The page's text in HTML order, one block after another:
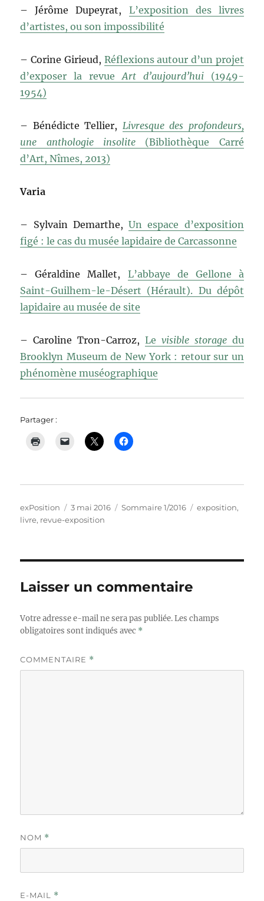
– Jérôme Dupeyrat, L’exposition des livres
d’artistes, ou son impossibilité
– Corine Girieud, Réflexions autour d’un projet
d’exposer la revueArt d’aujourd’hui(1949-
1954)
– Bénédicte Tellier, Livresque des profondeurs,
une anthologie insolite (Bibliothèque Carré
d’Art, Nîmes, 2013)
Varia
– Sylvain Demarthe,Un espace d’exposition
figé : le cas du musée lapidaire de Carcassonne
– Géraldine Mallet, L’abbaye de Gellone à
Saint-Guilhem-le-Désert (Hérault). Du dépôt
lapidaire au musée de site
– Caroline Tron-Carroz, Le visible storagedu
Brooklyn Museum de New York : retour sur un
phénomène muséographique
Partager :
Auteur
exPosition
Publié
le
3 mai 2016 Catégories
Sommaire 1/2016 Étiquettes
exposition,
livre, revue-exposition
Laisser un commentaire
Votre adresse e-mail ne sera pas publiée. Les champs
obligatoires sont indiqués avec *
COMMENTAIRE *
NOM *
E-MAIL *